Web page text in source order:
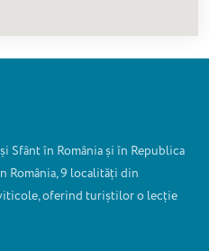
Sfânt în România și în Republica
România, 9 localități din
oferind turiștilor o lecție